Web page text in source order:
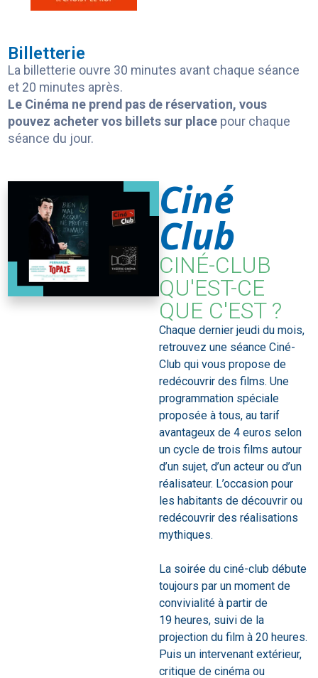
Billetterie
La billetterie ouvre 30 minutes avant chaque séance
et 20 minutes après.
Le Cinéma ne prend pas de réservation, vous
pouvez acheter vos billets sur place pour chaque
séance du jour.
Ciné
Club
CINÉ-CLUB
QU'EST-CE
QUE C'EST ?
Chaque dernier jeudi du mois,
retrouvez une séance Ciné-
Club qui vous propose de
redécouvrir des films. Une
programmation spéciale
proposée à tous, au tarif
avantageux de 4 euros selon
un cycle de trois films autour
d’un sujet, d’un acteur ou d’un
réalisateur. L’occasion pour
les habitants de découvrir ou
redécouvrir des réalisations
mythiques.
La soirée du ciné-club débute
toujours par un moment de
convivialité à partir de
19 heures, suivi de la
projection du film à 20 heures.
Puis un intervenant extérieur,
critique de cinéma ou